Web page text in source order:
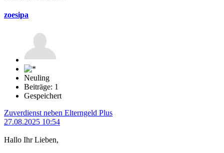
zoesipa
Neuling
Beiträge: 1
Gespeichert
Zuverdienst neben Elterngeld Plus
27.08.2025 10:54
Hallo Ihr Lieben,